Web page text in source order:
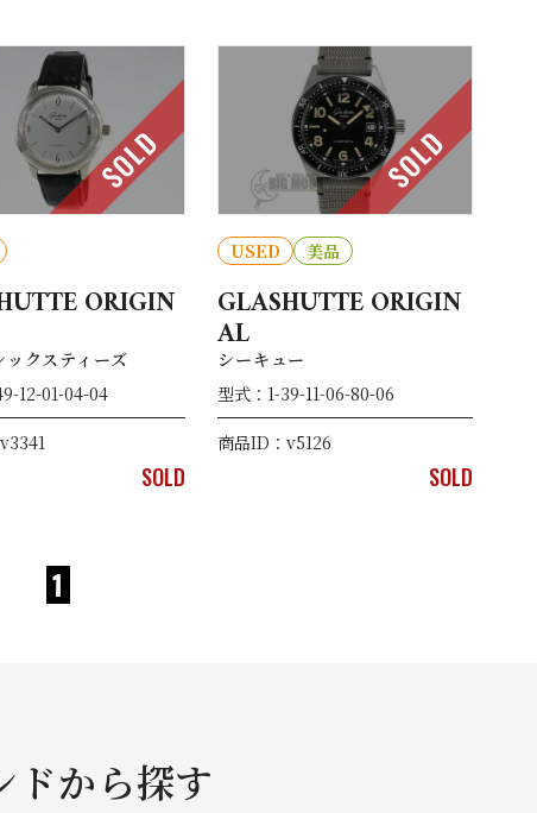
SOLD
ORIGIN
ックスティーズ
12-01-04-04
SOLD
SOLD
USED 美品
GLASHUTTE ORIGIN
AL
シーキュー
型式：1-39-11-06-80-06
商品ID：v5126
SOLD
1
ドから探す